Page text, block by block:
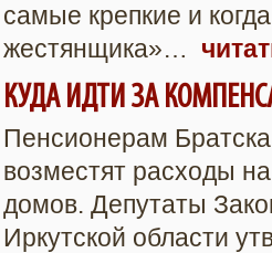
самые крепкие и
жестянщика»…
КУДА ИДТИ ЗА
Пенсионерам
возместят расходы
домов. Депутаты
Иркутской области